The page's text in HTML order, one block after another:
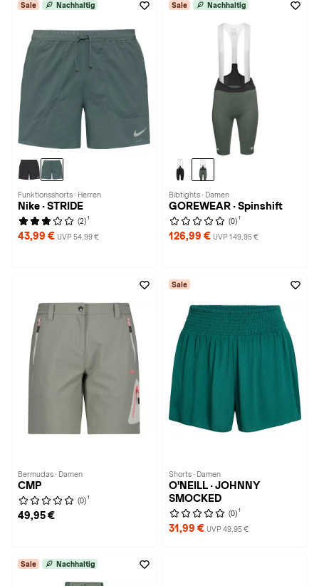
Sale Nachhaltig
Funktionsshorts · Herren
Nike · STRIDE
(2) 1
43,99 € UVP 54,99 €
Sale Nachhaltig
Bibtights · Damen
GOREWEAR · Spinshift
(0) 1
126,99 € UVP 149,95 €
Bermudas · Damen
CMP
(0) 1
49,95 €
Sale
Shorts · Damen
O'NEILL · JOHNNY
SMOCKED
(0) 1
31,99 € UVP 49,95 €
Sale Nachhaltig